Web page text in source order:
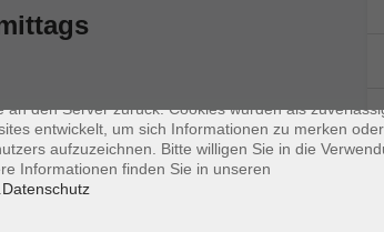
die von einer Website gesendet und vom
Browser speichert jede Nachricht in einer kleinen
an den Server zurück. Cookies wurden als
entwickelt, um sich Informationen zu merken
aufzuzeichnen. Bitte willigen Sie in die
Informationen finden Sie in unseren
Datenschutz